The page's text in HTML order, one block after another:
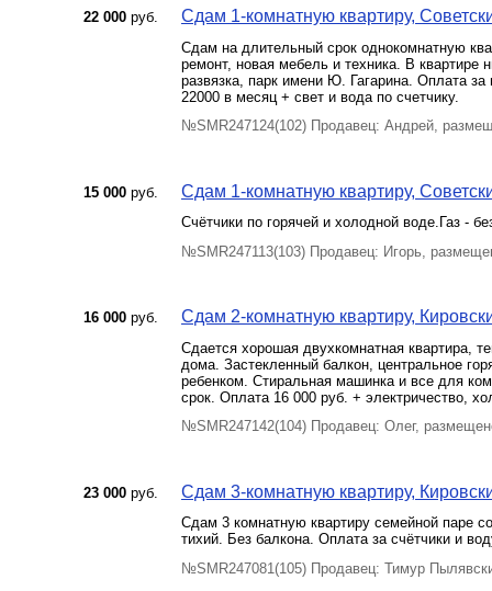
22 000 руб. Сдам 1-комнатную квартиру,
Сдам на длительный срок однокомнатную
ремонт, новая мебель и техника. В
развязка, парк имени Ю. Гагарина. Оплата
22000 в месяц + свет и вода по счетчику.
№SMR247124(102) Продавец: Андрей,
15 000 руб. Сдам 1-комнатную квартиру,
Счётчики по горячей и холодной воде.Газ -
№SMR247113(103) Продавец: Игорь,
16 000 руб. Сдам 2-комнатную квартиру,
Сдается хорошая двухкомнатная квартира,
дома. Застекленный балкон, центральное
ребенком. Стиральная машинка и все для
срок. Оплата 16 000 руб. + электричество,
№SMR247142(104) Продавец: Олег,
23 000 руб. Сдам 3-комнатную квартиру,
Сдам 3 комнатную квартиру семейной паре
тихий. Без балкона. Оплата за счётчики и
№SMR247081(105) Продавец: Тимур